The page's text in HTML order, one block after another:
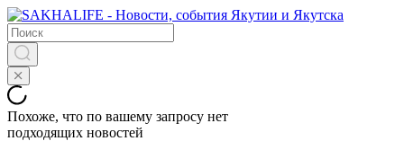
Похоже, что по вашему запросу нет
подходящих новостей